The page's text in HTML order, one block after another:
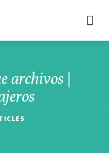
archivos |